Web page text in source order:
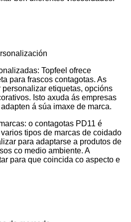
Topfeel ofrece
para frascos contagotas. As
personalizar etiquetas, opcións
Isto axuda ás empresas
á súa imaxe de marca.
o contagotas PD11 é
tipos de marcas de coidado
para adaptarse a produtos de
co medio ambiente. A
para que coincida co aspecto e